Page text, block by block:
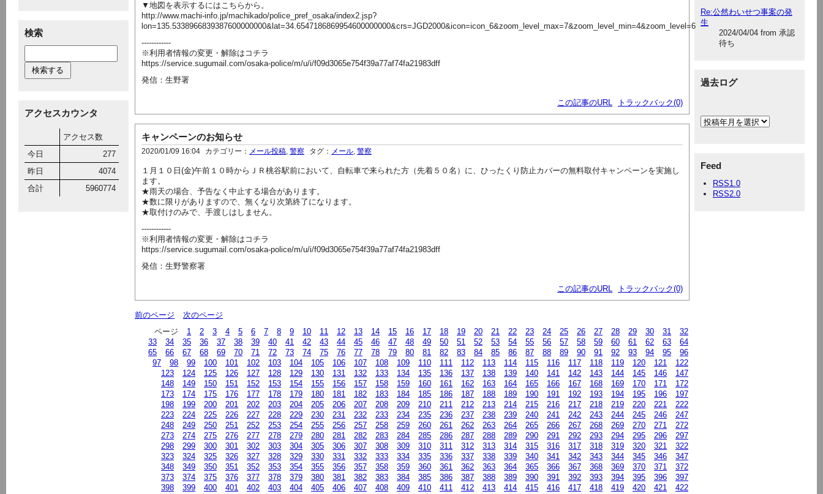
検索
アクセスカウンタ
アクセス数
今日
277
昨日
4074
合計
5960774
Re:公然わいせつ事案の発
生
2024/04/04 from 承認
待ち
過去ログ
Feed
RSS1.0
RSS2.0
▼地図を表示するにはこちらから。
http://www.machi-info.jp/machikado/police_pref_osaka/index2.jsp?
lon=135.5338966839387600000000&lat=34.6547186869954600000000&crs=JGD2000&icon=icon_6&zoom_level_max=7&zoom_level_min=4&zoom_level=6
------------
※利用者情報の変更・解除はコチラ
https://service.sugumail.com/osaka-police/m/u/i/f09d3065e754f39a77af74fa21983dff
発信：生野署
この記事のURL トラックバック(0)
キャンペーンのお知らせ
2020/01/09 16:04 カテゴリー： メール投稿 警察 タグ： メール 警察
１月１０日(金)午前１０時からＪＲ桃谷駅前において、自転車で来られた方（先着５０名）に、ひったくり防止カバーの無料取付キャンペーンを実施し
ます。
★雨天の場合、予告なく中止する場合があります。
★数に限りがありますので、無くなり次第終了になります。
★取付けのみで、手渡しはしません。
------------
※利用者情報の変更・解除はコチラ
https://service.sugumail.com/osaka-police/m/u/i/f09d3065e754f39a77af74fa21983dff
発信：生野警察署
この記事のURL トラックバック(0)
前のページ
次のページ
ページ
1 2 3 4 5 6 7 8 9 10 11 12 13 14 15 16 17 18 19 20 21 22 23 24 25 26 27 28 29 30 31
32
33
34 35 36 37 38 39 40 41 42 43 44 45 46 47 48 49 50 51 52 53 54 55 56 57 58 59 60 61 62 63
64
65
66 67 68 69 70 71 72 73 74 75 76 77 78 79 80 81 82 83 84 85 86 87 88 89 90 91 92 93 94 95
96
97
98 99 100 101 102 103 104 105 106 107 108 109 110 111 112 113 114 115 116 117 118 119 120 121
122
123
124 125 126 127 128 129 130 131 132 133 134 135 136 137 138 139 140 141 142 143 144 145 146
147
148
149 150 151 152 153 154 155 156 157 158 159 160 161 162 163 164 165 166 167 168 169 170 171
172
173
174 175 176 177 178 179 180 181 182 183 184 185 186 187 188 189 190 191 192 193 194 195 196
197
198
199 200 201 202 203 204 205 206 207 208 209 210 211 212 213 214 215 216 217 218 219 220 221
222
223
224 225 226 227 228 229 230 231 232 233 234 235 236 237 238 239 240 241 242 243 244 245 246
247
248
249 250 251 252 253 254 255 256 257 258 259 260 261 262 263 264 265 266 267 268 269 270 271
272
273
274 275 276 277 278 279 280 281 282 283 284 285 286 287 288 289 290 291 292 293 294 295 296
297
298
299 300 301 302 303 304 305 306 307 308 309 310 311 312 313 314 315 316 317 318 319 320 321
322
323
324 325 326 327 328 329 330 331 332 333 334 335 336 337 338 339 340 341 342 343 344 345 346
347
348
349 350 351 352 353 354 355 356 357 358 359 360 361 362 363 364 365 366 367 368 369 370 371
372
373
374 375 376 377 378 379 380 381 382 383 384 385 386 387 388 389 390 391 392 393 394 395 396
397
398
399 400 401 402 403 404 405 406 407 408 409 410 411 412 413 414 415 416 417 418 419 420 421
422